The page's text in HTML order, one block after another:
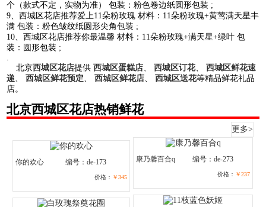
个（款式不定，实物为准） 包装：粉色卷边纸圆形包装 ;
9、西城区花店推荐爱上11朵粉玫瑰 材料：11朵粉玫瑰+黄莺满天星丰
满 包装：粉色皱纹纸圆形尖角包装 ;
10、西城区花店推荐你最温馨 材料：11朵粉玫瑰+满天星+绿叶 包
装：圆形包装 ;
.
北京西城区花店提供西城区蛋糕店、西城区订花、西城区鲜花速
递、西城区鲜花预定、西城区鲜花店、西城区送花等精品鲜花礼品
店。
北京西城区花店热销鲜花
更多>
你的欢心 编号：de-173
价格： ￥345
康乃馨百合q 编号：de-273
价格： ￥237